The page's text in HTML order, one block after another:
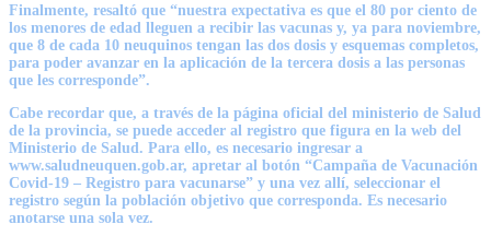
Finalmente, resaltó que “nuestra expectativa es que el 80 por ciento de
los menores de edad lleguen a recibir las vacunas y, ya para noviembre,
que 8 de cada 10 neuquinos tengan las dos dosis y esquemas completos,
para poder avanzar en la aplicación de la tercera dosis a las personas
que les corresponde”.
Cabe recordar que, a través de la página oficial del ministerio de Salud
de la provincia, se puede acceder al registro que figura en la web del
Ministerio de Salud. Para ello, es necesario ingresar a
www.saludneuquen.gob.ar, apretar al botón “Campaña de Vacunación
Covid-19 – Registro para vacunarse” y una vez allí, seleccionar el
registro según la población objetivo que corresponda. Es necesario
anotarse una sola vez.